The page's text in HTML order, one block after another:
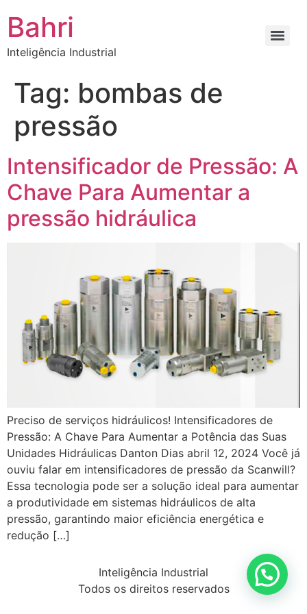
Bahri
Inteligência Industrial
Tag: bombas de
pressão
Intensificador de Pressão: A
Chave Para Aumentar a
pressão hidráulica
Preciso de serviços hidráulicos! Intensificadores de
Pressão: A Chave Para Aumentar a Potência das Suas
Unidades Hidráulicas Danton Dias abril 12, 2024 Você já
ouviu falar em intensificadores de pressão da Scanwill?
Essa tecnologia pode ser a solução ideal para aumentar
a produtividade em sistemas hidráulicos de alta
pressão, garantindo maior eficiência energética e
redução […]
Inteligência Industrial
Todos os direitos reservados